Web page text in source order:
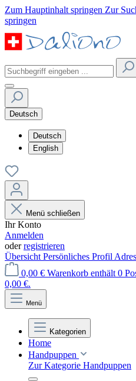
Zum Hauptinhalt springen Zur
springen
Deutsch
Deutsch
English
Menü schließen
Ihr Konto
Anmelden
oderregistrieren
Übersicht Persönliches Profil
0,00 € Warenkorb enthält 0
0,00 €.
Menü
Kategorien
Home
Handpuppen
Zur Kategorie Handpuppen